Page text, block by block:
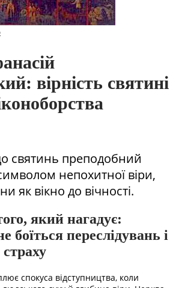
вірність святині
святинь преподобний
непохитної віри,
як вікно до вічності.
який нагадує:
боїться переслідувань і
страху
спокуса відступництва, коли